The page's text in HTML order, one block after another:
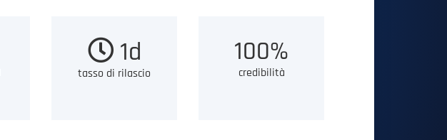
1d
tasso di rilascio
100%
credibilità